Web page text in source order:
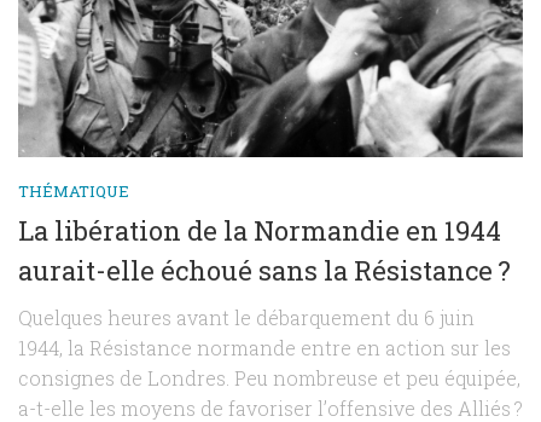
THÉMATIQUE
La libération de la Normandie en 1944
aurait-elle échoué sans la Résistance ?
Quelques heures avant le débarquement du 6 juin
1944, la Résistance normande entre en action sur les
consignes de Londres. Peu nombreuse et peu équipée,
a-t-elle les moyens de favoriser l’offensive des Alliés ?